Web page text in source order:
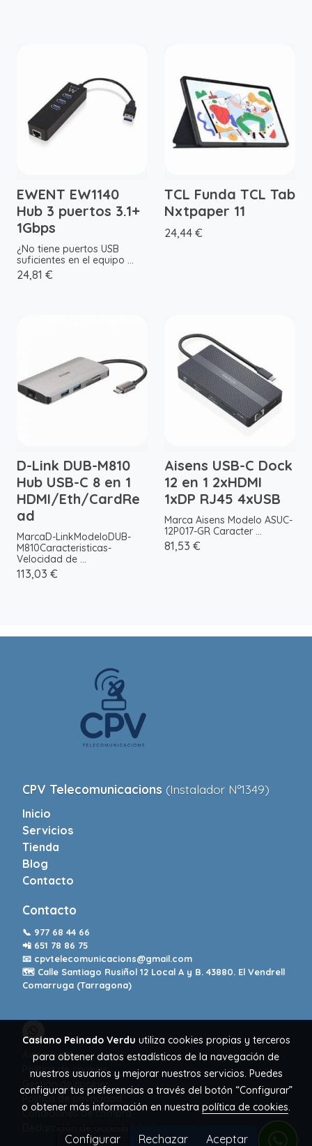
EWENT EW1140
Hub 3 puertos 3.1+
1Gbps
¿No tiene puertos USB
suficientes en el equipo ...
24,81 €
TCL Funda TCL Tab
Nxtpaper 11
24,44 €
D-Link DUB-M810
Hub USB-C 8 en 1
HDMI/Eth/CardRe
ad
MarcaD-LinkModeloDUB-
M810Caracteristicas-
Velocidad de ...
113,03 €
Aisens USB-C Dock
12 en 1 2xHDMI
1xDP RJ45 4xUSB
Marca Aisens Modelo ASUC-
12P017-GR Caracter ...
81,53 €
CPV Telecomunicacions (Instalador Nº1349)
Inicio
Servicios
Tienda
Blog
Contacto
Contacto
📞 977 68 44 66
📲 651 78 86 75
📧 cpvtelecomunicacions@gmail.com
🗺️ Calle Santiago Rusiñol 12 Local A y B. 43880. El Vendrell
Comarruga (Tarragona)
Aviso legal
Política de cookies
Gestión de cookies
Política de privacidad
Condiciones de compra
Casiano Peinado Verdu utiliza cookies propias y terceros
para obtener datos estadísticos de la navegación de
nuestros usuarios y mejorar nuestros servicios. Puedes
configurar tus preferencias a través del botón “Configurar”
o obtener más información en nuestra política de cookies.
Configurar Rechazar Aceptar